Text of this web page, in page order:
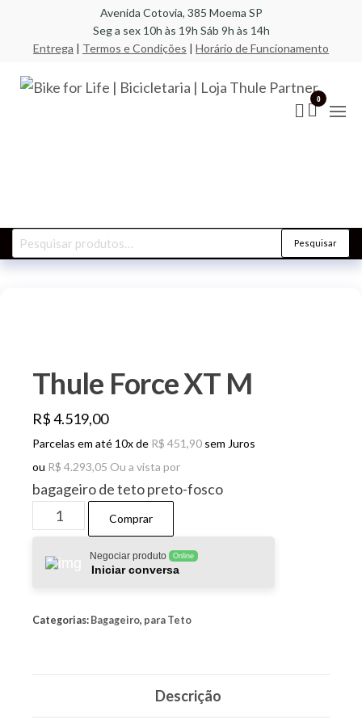
conteúdo
Avenida Cotovia, 385 Moema SP
Seg a sex 10h às 19h Sáb 9h às 14h
Entrega | Termos e Condições | Horário de Funcionamento
em
0
Pesquisar
por:
Pesquisar
Thule Force XT M
R$4.519,00
Parcelas em até 10x de R$ 451,90 sem Juros
ou R$ 4.293,05 Ou a vista por
bagageiro de teto preto-fosco
Thule
Force
XT
Comprar
Negociar produto Online
Iniciar conversa
Categorias: Bagageiro, para Teto
Descrição